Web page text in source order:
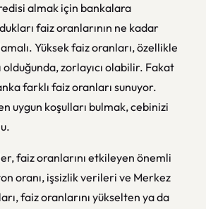
almak için bankalara
faiz oranlarının ne kadar
Yüksek faiz oranları, özellikle
zorlayıcı olabilir. Fakat
farklı faiz oranları sunuyor.
uygun koşulları bulmak, cebinizi
faiz oranlarını etkileyen önemli
oranı, işsizlik verileri ve Merkez
faiz oranlarını yükselten ya da